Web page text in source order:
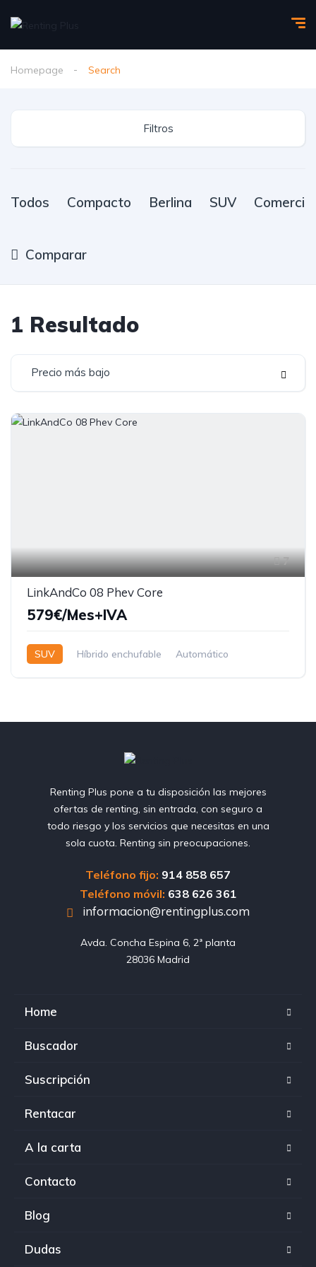
Homepage Search
Filtros
Todos Compacto Berlina SUV Comercial
Comparar
1 Resultado
Precio más bajo
7
LinkAndCo 08 Phev Core
579€/Mes+IVA
SUV Híbrido enchufable Automático
Renting Plus pone a tu disposición las mejores
ofertas de renting, sin entrada, con seguro a
todo riesgo y los servicios que necesitas en una
sola cuota. Renting sin preocupaciones.
Teléfono fijo: 914 858 657
Teléfono móvil: 638 626 361
informacion@rentingplus.com
Avda. Concha Espina 6, 2ª planta
28036 Madrid
Home
Buscador
Suscripción
Rentacar
A la carta
Contacto
Blog
Dudas